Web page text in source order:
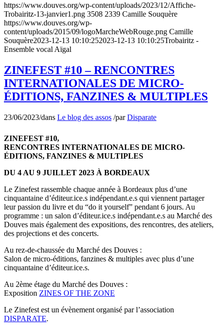
https://www.douves.org/wp-content/uploads/2023/12/Affiche-
Trobairitz-13-janvier1.png 3508 2339 Camille Souquère
https://www.douves.org/wp-
content/uploads/2015/09/logoMarcheWebRouge.png Camille
Souquère2023-12-13 10:10:252023-12-13 10:10:25Trobairitz -
Ensemble vocal Aïgal
ZINEFEST #10 – RENCONTRES
INTERNATIONALES DE MICRO-
ÉDITIONS, FANZINES & MULTIPLES
23/06/2023/dans Le blog des assos /parDisparate
ZINEFEST #10,
RENCONTRES INTERNATIONALES DE MICRO-
ÉDITIONS, FANZINES & MULTIPLES
DU 4 AU 9 JUILLET 2023 À BORDEAUX
Le Zinefest rassemble chaque année à Bordeaux plus d’une
cinquantaine d’éditeur.ice.s indépendant.e.s qui viennent partager
leur passion du livre et du “do it yourself” pendant 6 jours. Au
programme : un salon d’éditeur.ice.s indépendant.e.s au Marché des
Douves mais également des expositions, des rencontres, des ateliers,
des projections et des concerts.
Au rez-de-chaussée du Marché des Douves :
Salon de micro-éditions, fanzines & multiples avec plus d’une
cinquantaine d’éditeur.ice.s.
Au 2ème étage du Marché des Douves :
Exposition ZINES OF THE ZONE
Le Zinefest est un évènement organisé par l’association
DISPARATE.